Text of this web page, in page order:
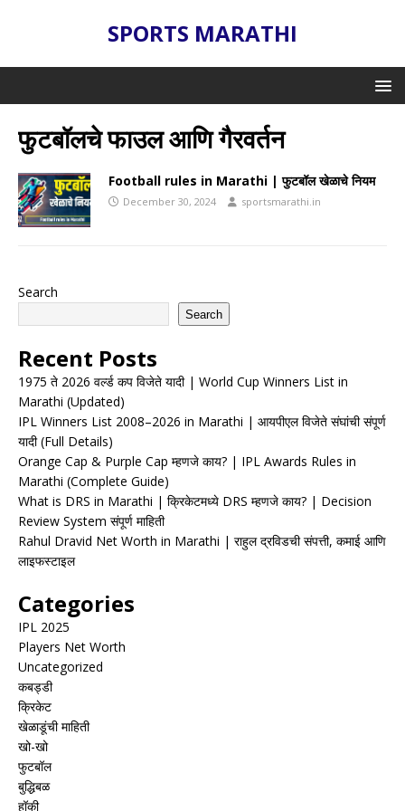
SPORTS MARATHI
फुटबॉलचे फाउल आणि गैरवर्तन
Football rules in Marathi | फुटबॉल खेळाचे नियम
December 30, 2024 sportsmarathi.in
Search
Search
Recent Posts
1975 ते 2026 वर्ल्ड कप विजेते यादी | World Cup Winners List in
Marathi (Updated)
IPL Winners List 2008–2026 in Marathi | आयपीएल विजेते संघांची संपूर्ण
यादी (Full Details)
Orange Cap & Purple Cap म्हणजे काय? | IPL Awards Rules in
Marathi (Complete Guide)
What is DRS in Marathi | क्रिकेटमध्ये DRS म्हणजे काय? | Decision
Review System संपूर्ण माहिती
Rahul Dravid Net Worth in Marathi | राहुल द्रविडची संपत्ती, कमाई आणि
लाइफस्टाइल
Categories
IPL 2025
Players Net Worth
Uncategorized
कबड्डी
क्रिकेट
खेळाडूंची माहिती
खो-खो
फुटबॉल
बुद्धिबळ
हॉकी